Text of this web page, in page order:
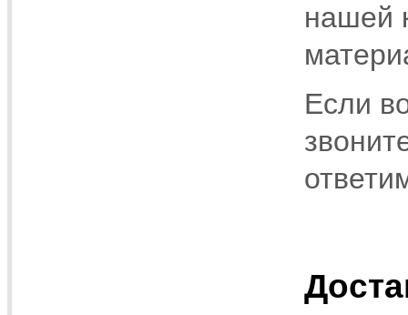
нашей
Если